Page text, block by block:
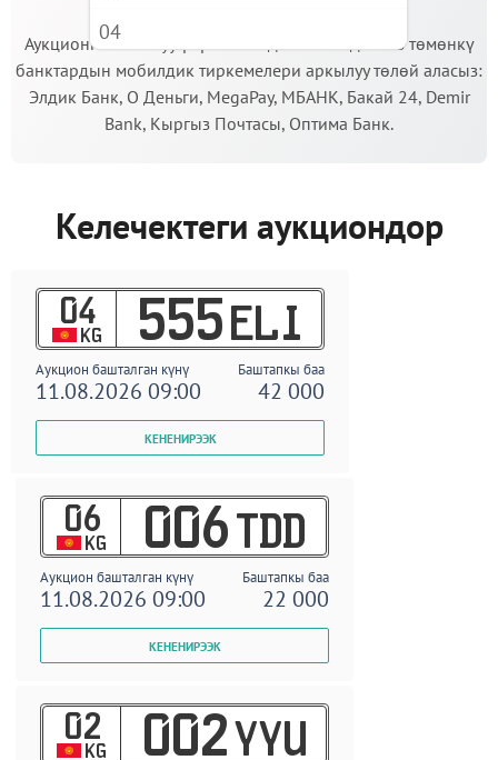
Аукционго катышуу үчүн кепилдик салымды Сиз төмөнкү
банктардын мобилдик тиркемелери аркылуу төлөй аласыз:
Элдик Банк, О Деньги, MegaPay, МБАНК, Бакай 24, Demir
Bank, Кыргыз Почтасы, Оптима Банк.
Келечектеги аукциондор
04
KG 555 ELI
Аукцион башталган күнү Баштапкы баа
11.08.2026 09:00 42 000
06
KG 006 TDD
Аукцион башталган күнү Баштапкы баа
11.08.2026 09:00 22 000
02
KG 002 YYU
04
05
06